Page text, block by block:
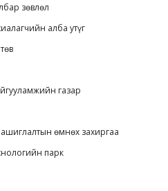
зөвлөл
алба утүг
газар
ашиглалтын өмнөх захиргаа
парк